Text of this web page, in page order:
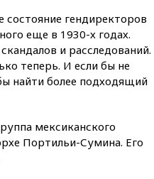
огня США и Ирана
вчера, 22:15 Три человека
получили ножевые ранения
при нападении в Чехии
вчера, 22:00Путин поручил
области
вчера, 21:56 The Atlantic: Маск
гендиректоров
еще в 1930-х годах.
и расследований.
теперь. И если бы не
найти более подходящий
мексиканского
Портильи-Сумина. Его